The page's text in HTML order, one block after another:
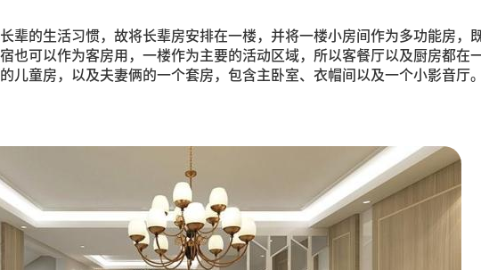
辈的生活习惯，故将长辈房安排在一楼，并将一楼小房间作为多功能房，
也可以作为客房用，一楼作为主要的活动区域，所以客餐厅以及厨房都在
儿童房，以及夫妻俩的一个套房，包含主卧室、衣帽间以及一个小影音厅。